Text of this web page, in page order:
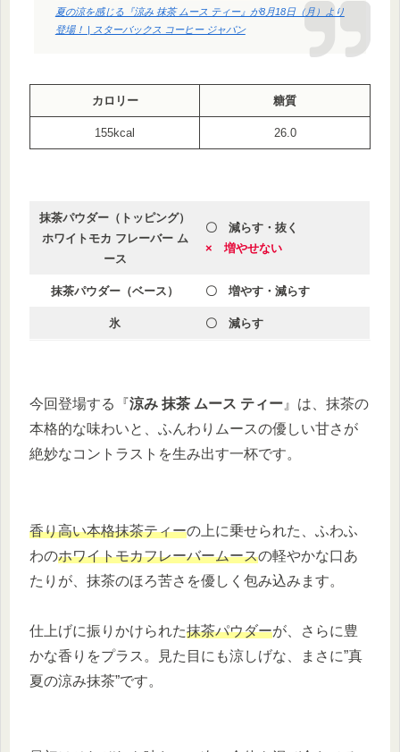
夏の涼を感じる『涼み 抹茶 ムース ティー』が8月18日（月）より
登場！ | スターバックス コーヒー ジャパン
カロリー 糖質
155kcal 26.0
抹茶パウダー（トッピング）
ホワイトモカ フレーバー ム
ース
〇 減らす・抜く
× 増やせない
抹茶パウダー（ベース） 〇 増やす・減らす
氷 〇 減らす
今回登場する『涼み 抹茶 ムース ティー 』は、抹茶の
本格的な味わいと、ふんわりムースの優しい甘さが
絶妙なコントラストを生み出す一杯です。
香り高い本格抹茶ティーの上に乗せられた、ふわふ
わのホワイトモカフレーバームースの軽やかな口あ
たりが、抹茶のほろ苦さを優しく包み込みます。
仕上げに振りかけられた抹茶パウダーが、さらに豊
かな香りをプラス。見た目にも涼しげな、まさに”真
夏の涼み抹茶”です。